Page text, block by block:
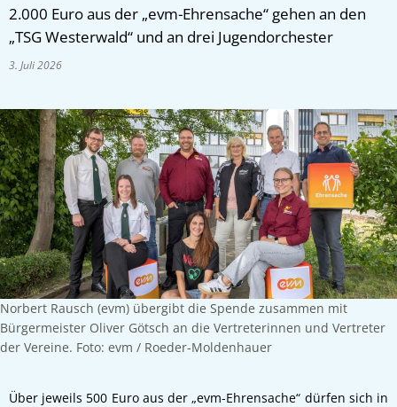
2.000 Euro aus der „evm-Ehrensache“ gehen an den
„TSG Westerwald“ und an drei Jugendorchester
3. Juli 2026
Norbert Rausch (evm) übergibt die Spende zusammen mit
Bürgermeister Oliver Götsch an die Vertreterinnen und Vertreter
der Vereine. Foto: evm / Roeder-Moldenhauer
Über jeweils 500 Euro aus der „evm-Ehrensache“ dürfen sich in